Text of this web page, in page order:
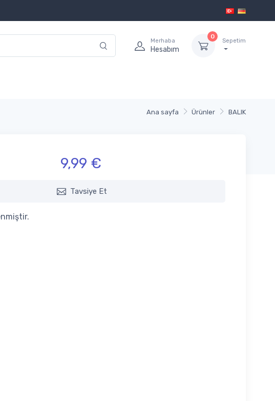
Merhaba
Hesabım
0
Sepetim
Ana sayfa Ürünler BALIK
9,99 €
Tavsiye Et